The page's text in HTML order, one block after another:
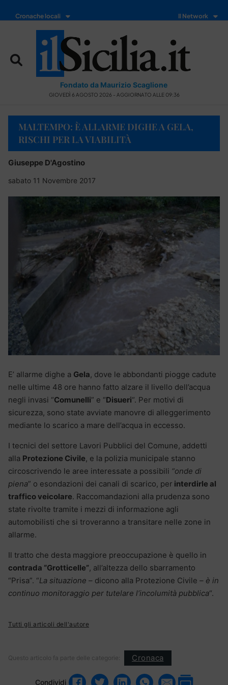
Cronache locali Il Network
Fondato da Maurizio Scaglione
GIOVEDÌ 6 AGOSTO 2026 - AGGIORNATO ALLE 09:36
MALTEMPO: È ALLARME DIGHE A GELA,
RISCHI PER LA VIABILITÀ
Giuseppe D'Agostino
sabato 11 Novembre 2017
E’ allarme dighe a Gela, dove le abbondanti piogge cadute
nelle ultime 48 ore hanno fatto alzare il livello dell’acqua
negli invasi “Comunelli” e “Disueri“. Per motivi di
sicurezza, sono state avviate manovre di alleggerimento
mediante lo scarico a mare dell’acqua in eccesso.
I tecnici del settore Lavori Pubblici del Comune, addetti
alla Protezione Civile, e la polizia municipale stanno
circoscrivendo le aree interessate a possibili “onde di
piena” o esondazioni dei canali di scarico, per interdirle al
traffico veicolare. Raccomandazioni alla prudenza sono
state rivolte tramite i mezzi di informazione agli
automobilisti che si troveranno a transitare nelle zone in
allarme.
Il tratto che desta maggiore preoccupazione è quello in
contrada “Grotticelle”, all’altezza dello sbarramento
“Prisa”. “La situazione – dicono alla Protezione Civile – è in
continuo monitoraggio per tutelare l’incolumità pubblica“.
Tutti gli articoli dell'autore
Questo articolo fa parte delle categorie: Cronaca
Condividi